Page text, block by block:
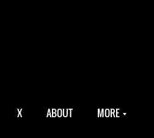
X ABOUT MORE